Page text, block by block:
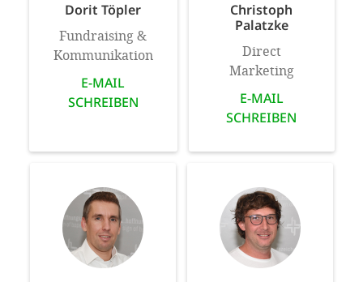
Dorit Töpler
Fundraising &
Kommunikation
E-MAIL
SCHREIBEN
Christoph
Palatzke
Direct
Marketing
E-MAIL
SCHREIBEN